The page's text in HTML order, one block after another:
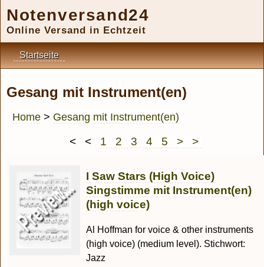
Notenversand24
Online Versand in Echtzeit
Startseite
Gesang mit Instrument(en)
Home > Gesang mit Instrument(en)
< < 1 2 3 4 5 > >
I Saw Stars (High Voice)
Singstimme mit Instrument(en)
(high voice)
Al Hoffman for voice & other instruments
(high voice) (medium level). Stichwort:
Jazz